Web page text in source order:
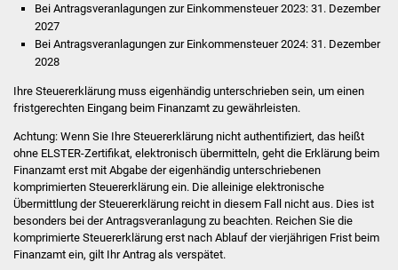
Bei Antragsveranlagungen zur Einkommensteuer 2023: 31. Dezember
2027
Bei Antragsveranlagungen zur Einkommensteuer 2024: 31. Dezember
2028
Ihre Steuererklärung muss eigenhändig unterschrieben sein, um einen
fristgerechten Eingang beim Finanzamt zu gewährleisten.
Achtung: Wenn Sie Ihre Steuererklärung nicht authentifiziert, das heißt
ohne ELSTER-Zertifikat, elektronisch übermitteln, geht die Erklärung beim
Finanzamt erst mit Abgabe der eigenhändig unterschriebenen
komprimierten Steuererklärung ein. Die alleinige elektronische
Übermittlung der Steuererklärung reicht in diesem Fall nicht aus. Dies ist
besonders bei der Antragsveranlagung zu beachten. Reichen Sie die
komprimierte Steuererklärung erst nach Ablauf der vierjährigen Frist beim
Finanzamt ein, gilt Ihr Antrag als verspätet.